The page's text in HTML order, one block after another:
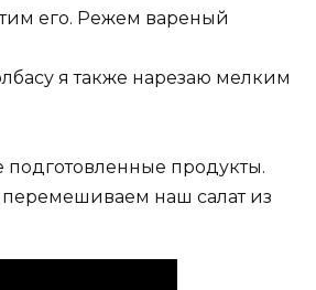
его. Режем вареный
я также нарезаю мелким
продукты.
наш салат из